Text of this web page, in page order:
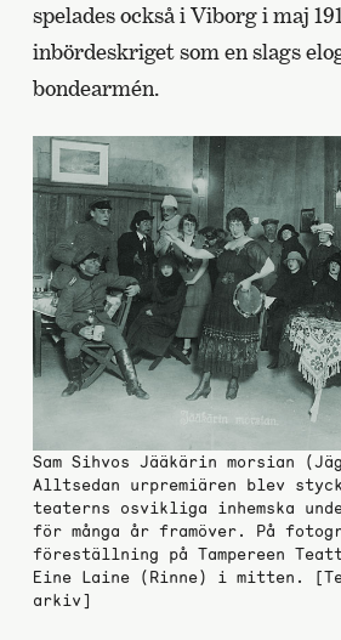
spelades också i Viborg i maj
inbördeskriget som en slags
bondearmén.
Sam Sihvos Jääkärin morsian
Alltsedan urpremiären blev
teaterns osvikliga inhemska
för många år framöver. På
föreställning på Tampereen
Eine Laine (Rinne) i mitten.
arkiv]